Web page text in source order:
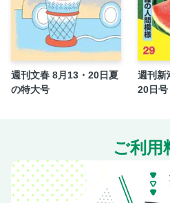
見もの聞きもの
文春図書館
マンガ党宣言！ 宇垣美里
師匠はつらいよ 杉本昌隆
49歳からの認知症予防 内野勝行
片山友希 這い上がって、転ん
おいしい！私の取り寄せ便 玉城
週刊文春 8月13・20日夏
の特大号
週刊新
20日号
ご利用